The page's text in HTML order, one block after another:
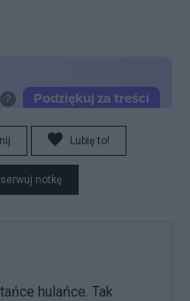
Lubię to!
notkę
hulańce. Tak